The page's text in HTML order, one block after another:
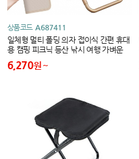
상품코드 A687411
일체형 멀티 폴딩 의자 접이식 간편 휴대
용 캠핑 피크닉 등산 낚시 여행 가벼운
6,270원